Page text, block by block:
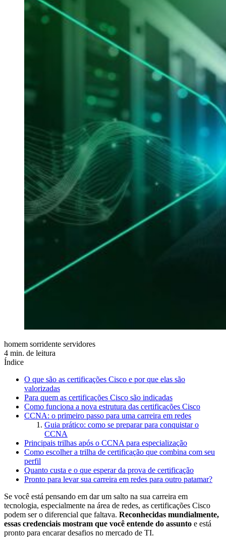
homem sorridente servidores
4 min. de leitura
Índice
O que são as certificações Cisco e por que elas são
valorizadas
Para quem as certificações Cisco são indicadas
Como funciona a nova estrutura das certificações Cisco
CCNA: o primeiro passo para uma carreira em redes
Guia prático: como se preparar para conquistar o
CCNA
Principais trilhas após o CCNA para especialização
Como escolher a trilha de certificação que combina com seu
perfil
Quanto custa e o que esperar da prova de certificação
Pronto para levar sua carreira em redes para outro patamar?
Se você está pensando em dar um salto na sua carreira em
tecnologia, especialmente na área de redes, as certificações Cisco
podem ser o diferencial que faltava. Reconhecidas mundialmente,
essas credenciais mostram que você entende do assunto e está
pronto para encarar desafios no mercado de TI.